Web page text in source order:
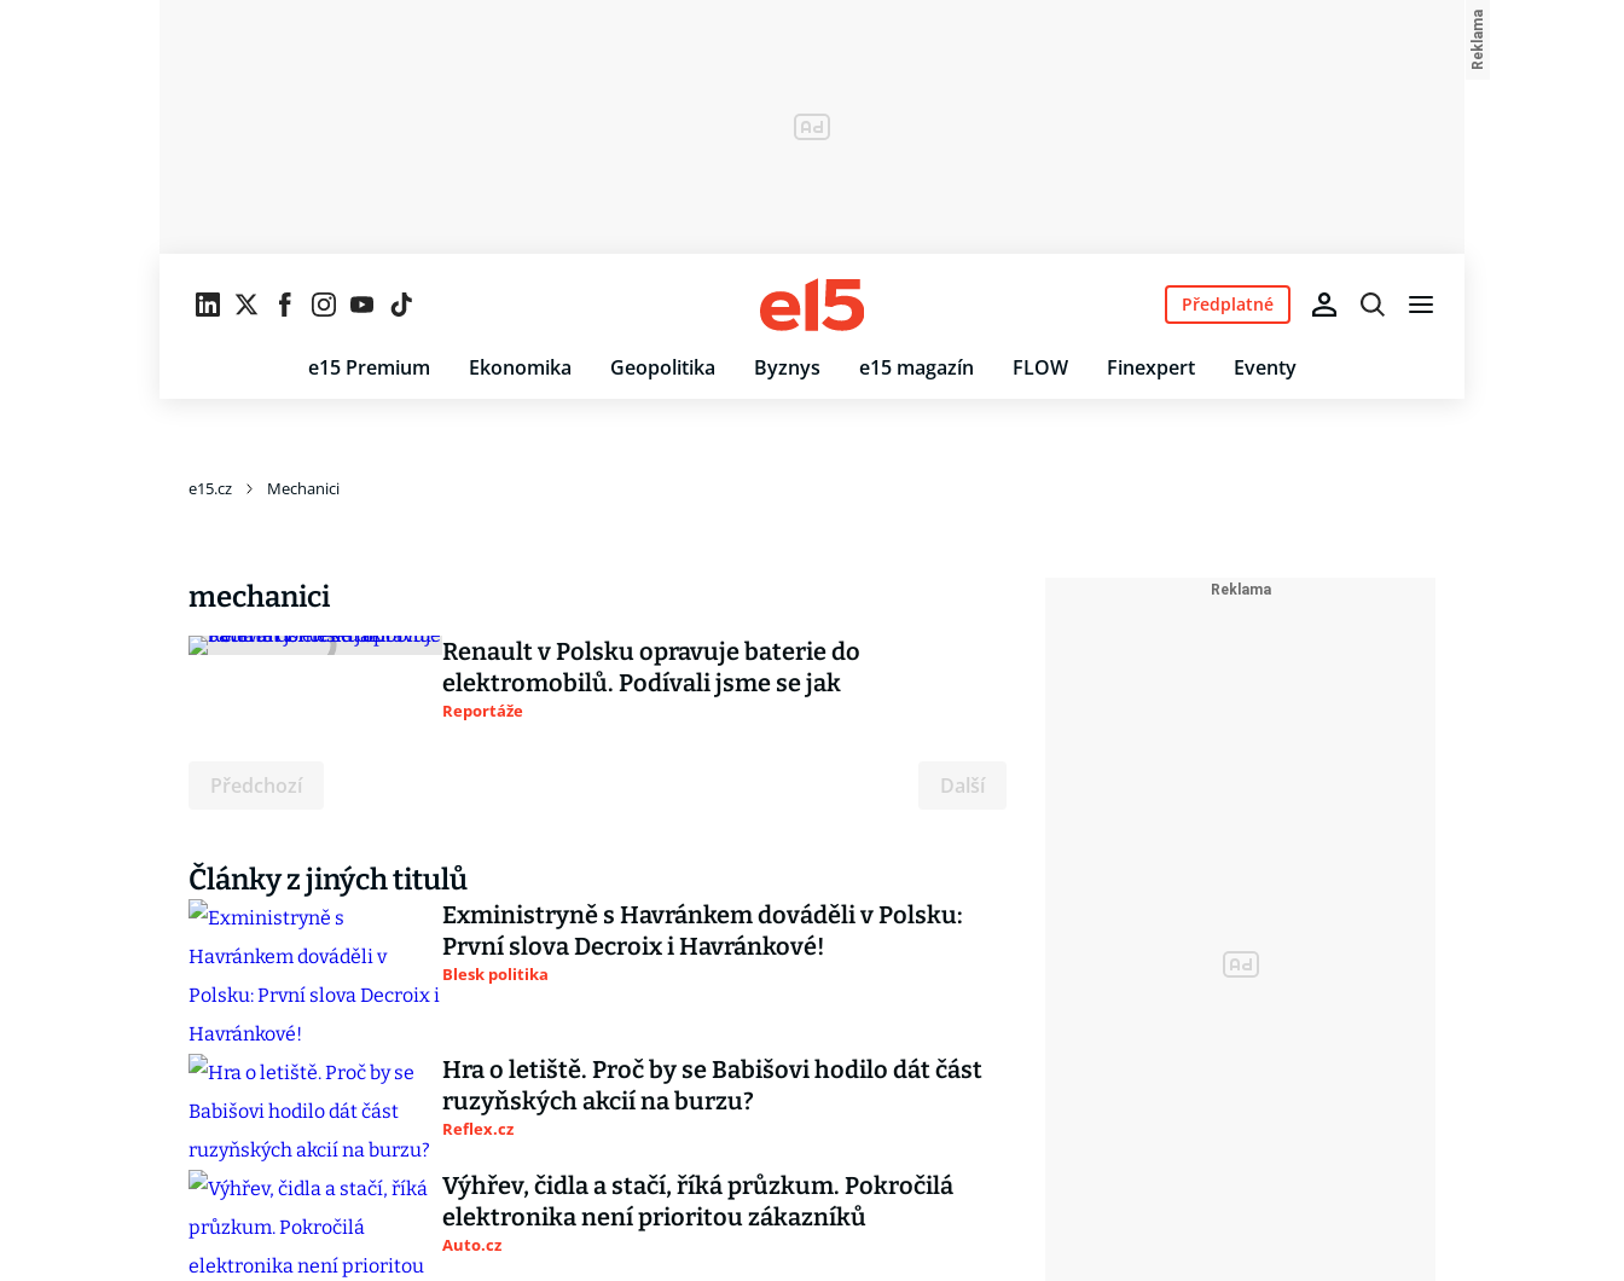
e15 Premium Ekonomika Geopolitika Byznys e15 magazín FLOW Finexpert Eventy
Předplatné
e15.cz Mechanici
mechanici
Renault v Polsku opravuje baterie do
elektromobilů. Podívali jsme se jak
Reportáže
Předchozí Další
Články z jiných titulů
Exministryně s Havránkem dováděli v Polsku:
První slova Decroix i Havránkové!
Blesk politika
Hra o letiště. Proč by se Babišovi hodilo dát část
ruzyňských akcií na burzu?
Reflex.cz
Výhřev, čidla a stačí, říká průzkum. Pokročilá
elektronika není prioritou zákazníků
Auto.cz